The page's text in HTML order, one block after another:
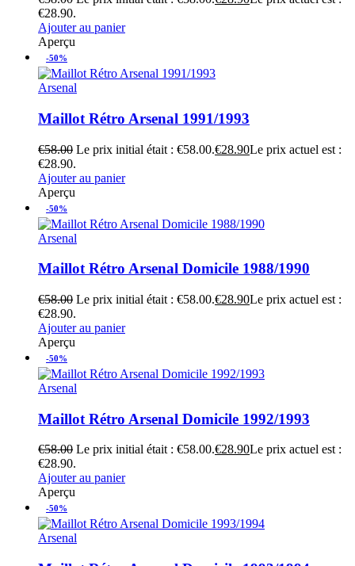
€28.90.
Ajouter au panier
Aperçu
-50%
Arsenal
Maillot Rétro Arsenal 1991/1993
€58.00 Le prix initial était : €58.00.€28.90Le prix actuel est :
€28.90.
Ajouter au panier
Aperçu
-50%
Arsenal
Maillot Rétro Arsenal Domicile 1988/1990
€58.00 Le prix initial était : €58.00.€28.90Le prix actuel est :
€28.90.
Ajouter au panier
Aperçu
-50%
Arsenal
Maillot Rétro Arsenal Domicile 1992/1993
€58.00 Le prix initial était : €58.00.€28.90Le prix actuel est :
€28.90.
Ajouter au panier
Aperçu
-50%
Arsenal